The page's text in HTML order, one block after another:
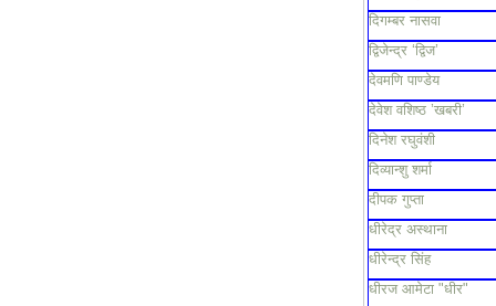
दिगम्बर नासवा
द्विजेन्द्र ‘द्विज’
देवमणि पाण्डेय
देवेश वशिष्ठ ’खबरी’
दिनेश रघुवंशी
दिव्यान्शु शर्मा
दीपक गुप्ता
धीरेद्र अस्थाना
धीरेन्द्र सिंह
धीरज आमेटा "धीर"